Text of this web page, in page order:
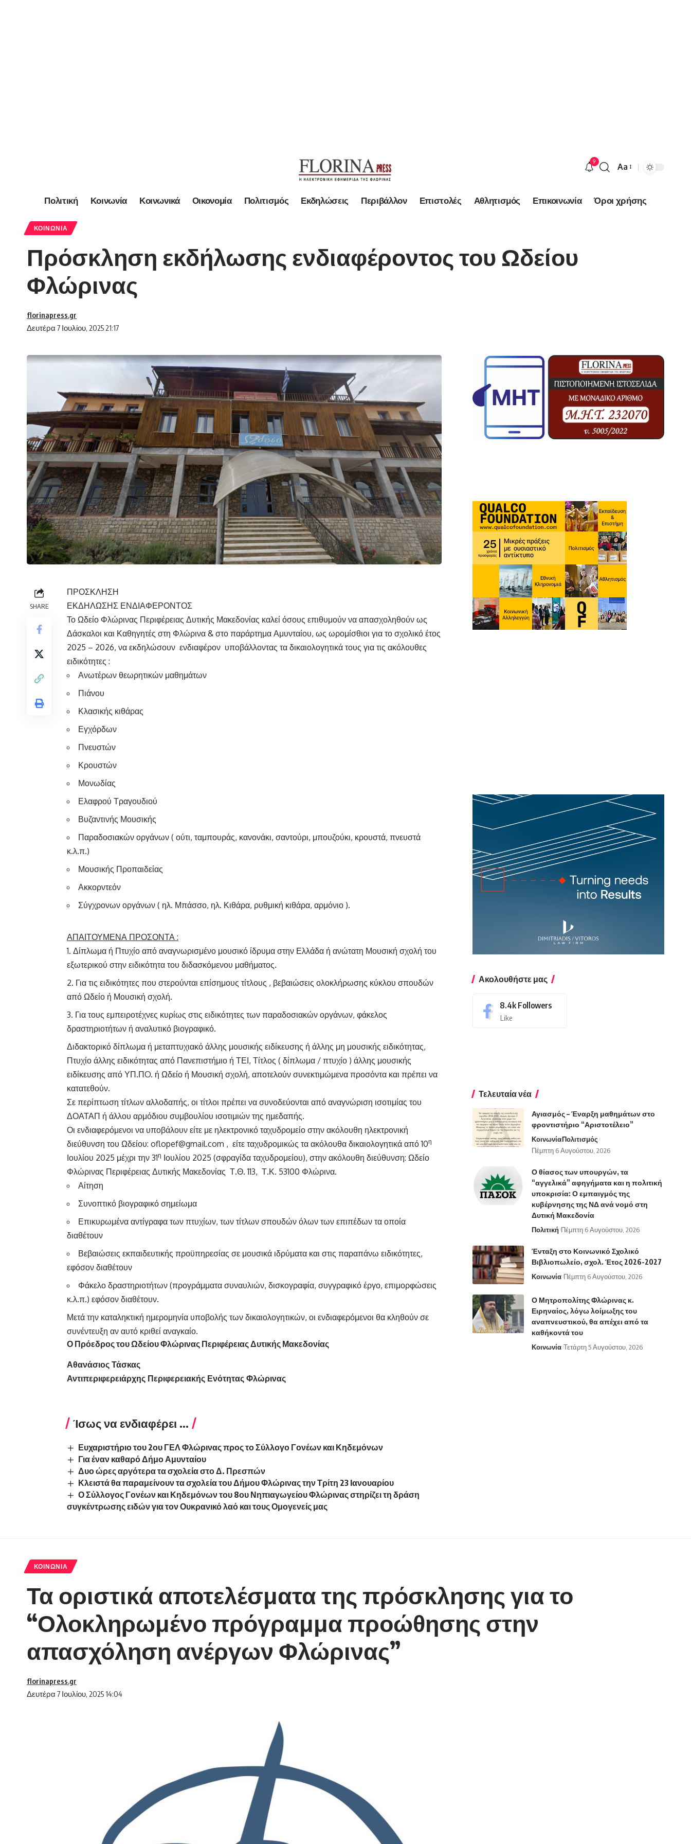
9
Font
Aa
Πολιτική Κοινωνία Κοινωνικά Οικονομία Πολιτισμός Εκδηλώσεις Περιβάλλον Επιστολές Αθλητισμός Επικοινωνία Όροι χρήσης
ΚΟΙΝΩΝΊΑ
Πρόσκληση εκδήλωσης ενδιαφέροντος του Ωδείου
Φλώρινας
Δευτέρα 7 Ιουλίου, 2025 21:17
florinapress.gr
SHARE
ΠΡΟΣΚΛΗΣΗ
ΕΚΔΗΛΩΣΗΣ ΕΝΔΙΑΦΕΡΟΝΤΟΣ
Το Ωδείο Φλώρινας Περιφέρειας Δυτικής Μακεδονίας καλεί όσους επιθυμούν να απασχοληθούν ως
Δάσκαλοι και Καθηγητές στη Φλώρινα & στο παράρτημα Αμυνταίου, ως ωρομίσθιοι για το σχολικό έτος
2025 – 2026, να εκδηλώσουν ενδιαφέρον υποβάλλοντας τα δικαιολογητικά τους για τις ακόλουθες
ειδικότητες :
Ανωτέρων θεωρητικών μαθημάτων
Πιάνου
Κλασικής κιθάρας
Εγχόρδων
Πνευστών
Κρουστών
Μονωδίας
Ελαφρού Τραγουδιού
Βυζαντινής Μουσικής
Παραδοσιακών οργάνων ( ούτι, ταμπουράς, κανονάκι, σαντούρι, μπουζούκι, κρουστά, πνευστά
κ.λ.π.)
Μουσικής Προπαιδείας
Ακκορντεόν
Σύγχρονων οργάνων ( ηλ. Μπάσσο, ηλ. Κιθάρα, ρυθμική κιθάρα, αρμόνιο ).
ΑΠΑΙΤΟΥΜΕΝΑ ΠΡΟΣΟΝΤΑ :
Δίπλωμα ή Πτυχίο από αναγνωρισμένο μουσικό ίδρυμα στην Ελλάδα ή ανώτατη Μουσική σχολή του
εξωτερικού στην ειδικότητα του διδασκόμενου μαθήματος.
Για τις ειδικότητες που στερούνται επίσημους τίτλους , βεβαιώσεις ολοκλήρωσης κύκλου σπουδών
από Ωδείο ή Μουσική σχολή.
Για τους εμπειροτέχνες κυρίως στις ειδικότητες των παραδοσιακών οργάνων, φάκελος
δραστηριοτήτων ή αναλυτικό βιογραφικό.
Διδακτορικό δίπλωμα ή μεταπτυχιακό άλλης μουσικής ειδίκευσης ή άλλης μη μουσικής ειδικότητας,
Πτυχίο άλλης ειδικότητας από Πανεπιστήμιο ή ΤΕΙ, Τίτλος ( δίπλωμα / πτυχίο ) άλλης μουσικής
ειδίκευσης από ΥΠ.ΠO. ή Ωδείο ή Μουσική σχολή, αποτελούν συνεκτιμώμενα προσόντα και πρέπει να
κατατεθούν.
Σε περίπτωση τίτλων αλλοδαπής, οι τίτλοι πρέπει να συνοδεύονται από αναγνώριση ισοτιμίας του
ΔΟΑΤΑΠ ή άλλου αρμόδιου συμβουλίου ισοτιμιών της ημεδαπής.
Οι ενδιαφερόμενοι να υποβάλουν είτε με ηλεκτρονικό ταχυδρομείο στην ακόλουθη ηλεκτρονική
διεύθυνση του Ωδείου: oflopef@gmail.com , είτε ταχυδρομικώς τα ακόλουθα δικαιολογητικά από 10η
Ιουλίου 2025 μέχρι την 31η Ιουλίου 2025 (σφραγίδα ταχυδρομείου), στην ακόλουθη διεύθυνση: Ωδείο
Φλώρινας Περιφέρειας Δυτικής Μακεδονίας Τ.Θ. 113, Τ.Κ. 53100 Φλώρινα.
Αίτηση
Συνοπτικό βιογραφικό σημείωμα
Επικυρωμένα αντίγραφα των πτυχίων, των τίτλων σπουδών όλων των επιπέδων τα οποία
διαθέτουν
Βεβαιώσεις εκπαιδευτικής προϋπηρεσίας σε μουσικά ιδρύματα και στις παραπάνω ειδικότητες,
εφόσον διαθέτουν
Φάκελο δραστηριοτήτων (προγράμματα συναυλιών, δισκογραφία, συγγραφικό έργο, επιμορφώσεις
κ.λ.π.) εφόσον διαθέτουν.
Μετά την καταληκτική ημερομηνία υποβολής των δικαιολογητικών, οι ενδιαφερόμενοι θα κληθούν σε
συνέντευξη αν αυτό κριθεί αναγκαίο.
Ο Πρόεδρος του Ωδείου Φλώρινας Περιφέρειας Δυτικής Μακεδονίας
Αθανάσιος Τάσκας
Αντιπεριφερειάρχης Περιφερειακής Ενότητας Φλώρινας
Ίσως να ενδιαφέρει ...
Ευχαριστήριο του 2ου ΓΕΛ Φλώρινας προς το Σύλλογο Γονέων και Κηδεμόνων
Για έναν καθαρό Δήμο Αμυνταίου
Δυο ώρες αργότερα τα σχολεία στο Δ. Πρεσπών
Κλειστά θα παραμείνουν τα σχολεία του Δήμου Φλώρινας την Τρίτη 23 Ιανουαρίου
Ο Σύλλογος Γονέων και Κηδεμόνων του 8ου Νηπιαγωγείου Φλώρινας στηρίζει τη δράση
συγκέντρωσης ειδών για τον Ουκρανικό λαό και τους Ομογενείς μας
Ακολουθήστε μας
8.4k Followers
Like
Τελευταία νέα
Αγιασμός – Έναρξη μαθημάτων στο
φροντιστήριο “Αριστοτέλειο”
ΚοινωνίαΠολιτισμός
Πέμπτη 6 Αυγούστου, 2026
Ο θίασος των υπουργών, τα
“αγγελικά” αφηγήματα και η πολιτική
υποκρισία: Ο εμπαιγμός της
κυβέρνησης της ΝΔ ανά νομό στη
Δυτική Μακεδονία
Πολιτική Πέμπτη 6 Αυγούστου, 2026
Ένταξη στο Κοινωνικό Σχολικό
Βιβλιοπωλείο, σχολ. Έτος 2026-2027
Κοινωνία Πέμπτη 6 Αυγούστου, 2026
Ο Μητροπολίτης Φλώρινας κ.
Ειρηναίος, λόγω λοίμωξης του
αναπνευστικού, θα απέχει από τα
καθήκοντά του
Κοινωνία Τετάρτη 5 Αυγούστου, 2026
ΚΟΙΝΩΝΊΑ
Τα οριστικά αποτελέσματα της πρόσκλησης για το
“Ολοκληρωμένο πρόγραμμα προώθησης στην
απασχόληση ανέργων Φλώρινας”
Δευτέρα 7 Ιουλίου, 2025 14:04
florinapress.gr